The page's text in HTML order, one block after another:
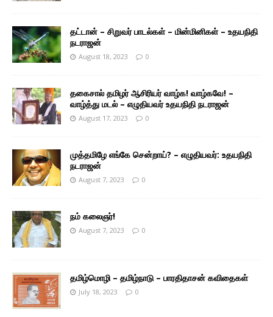
தட்டான் – சிறுவர் பாடல்கள் – மின்மினிகள் – உதயநிதி
நடராஜன்
August 18, 2023 0
தகைசால் தமிழர் ஆசிரியர் வாழ்க! வாழ்கவே! –
வாழ்த்து மடல் – எழுதியவர் உதயநிதி நடராஜன்
August 17, 2023 0
முத்தமிழே எங்கே சென்றாய்? – எழுதியவர்: உதயநிதி
நடராஜன்
August 7, 2023 0
நம் கலைஞர்!
August 7, 2023 0
தமிழ்மொழி – தமிழ்நாடு – பாரதிதாசன் கவிதைகள்
July 18, 2023 0